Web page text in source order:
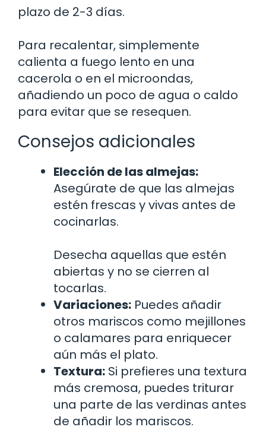
plazo de 2-3 días.
Para recalentar, simplemente
calienta a fuego lento en una
cacerola o en el microondas,
añadiendo un poco de agua o caldo
para evitar que se resequen.
Consejos adicionales
Elección de las almejas:
Asegúrate de que las almejas
estén frescas y vivas antes de
cocinarlas.
Desecha aquellas que estén
abiertas y no se cierren al
tocarlas.
Variaciones: Puedes añadir
otros mariscos como mejillones
o calamares para enriquecer
aún más el plato.
Textura: Si prefieres una textura
más cremosa, puedes triturar
una parte de las verdinas antes
de añadir los mariscos.